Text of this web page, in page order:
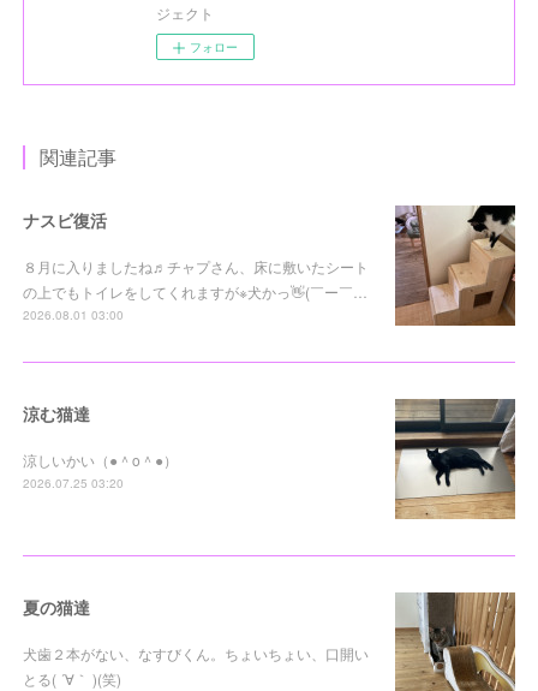
ジェクト
フォロー
関連記事
ナスビ復活
８月に入りましたね♬チャプさん、床に敷いたシート
の上でもトイレをしてくれますが※犬かっ👋(￣ー￣…
2026.08.01 03:00
涼む猫達
涼しいかい（●＾o＾●）
2026.07.25 03:20
夏の猫達
犬歯２本がない、なすびくん。ちょいちょい、口開い
とる( ´∀｀ )(笑)